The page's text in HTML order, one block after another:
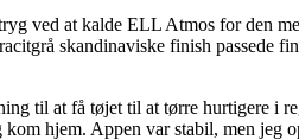
ved at kalde ELL Atmos for den
skandinaviske finish
til at få tøjet til at tørre hurtigere i
hjem. Appen var stabil, men jeg